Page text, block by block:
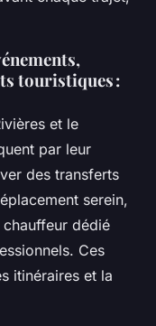
touristiques :
et le
par leur
des transferts
serein,
dédié
Ces
itinéraires et la